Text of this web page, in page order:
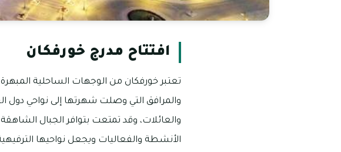
افتتاح مدرج خورفكان
تعتبر خورفكان من الوجهات الساحلية
والمرافق التي وصلت شهرتها إلى نواحي دول
والعائلات، وقد تمتعت بتوافر الجبال
الأنشطة والفعاليات ويجعل نواحيها